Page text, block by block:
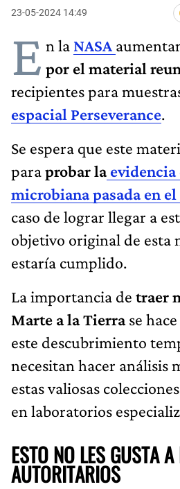
23-05-2024 14:49
E n la NASA
por el material
recipientes para
espacial Perseverance.
Se espera que este
paraprobar laevidencia
microbiana pasada en
caso de lograr llegar a
objetivo original de esta
estaría cumplido.
La importancia de traer
Marte a la Tierrase
este descubrimiento
necesitan hacer análisis
estas valiosas
en laboratorios
ESTO NO LES GUSTA
AUTORITARIOS